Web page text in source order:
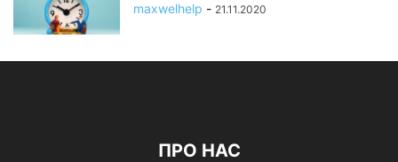
maxwelhelp - 21.11.2020
ПРО НАС